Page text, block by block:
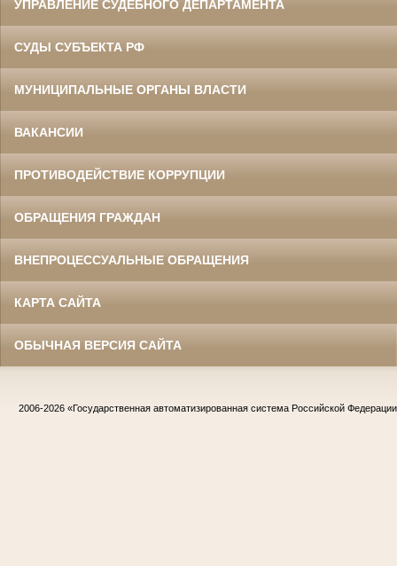
УПРАВЛЕНИЕ СУДЕБНОГО ДЕПАРТАМЕНТА
СУДЫ СУБЪЕКТА РФ
МУНИЦИПАЛЬНЫЕ ОРГАНЫ ВЛАСТИ
ВАКАНСИИ
ПРОТИВОДЕЙСТВИЕ КОРРУПЦИИ
ОБРАЩЕНИЯ ГРАЖДАН
ВНЕПРОЦЕССУАЛЬНЫЕ ОБРАЩЕНИЯ
КАРТА САЙТА
ОБЫЧНАЯ ВЕРСИЯ САЙТА
2006-2026 «Государственная автоматизированная система Российской